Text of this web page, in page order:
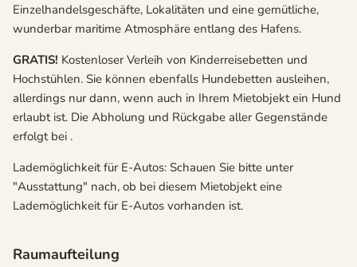
Einzelhandelsgeschäfte, Lokalitäten und eine gemütliche,
wunderbar maritime Atmosphäre entlang des Hafens.
GRATIS! Kostenloser Verleih von Kinderreisebetten und
Hochstühlen. Sie können ebenfalls Hundebetten ausleihen,
allerdings nur dann, wenn auch in Ihrem Mietobjekt ein Hund
erlaubt ist. Die Abholung und Rückgabe aller Gegenstände
erfolgt bei .
Lademöglichkeit für E-Autos: Schauen Sie bitte unter
"Ausstattung" nach, ob bei diesem Mietobjekt eine
Lademöglichkeit für E-Autos vorhanden ist.
Raumaufteilung